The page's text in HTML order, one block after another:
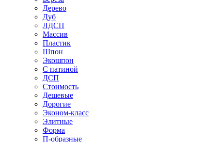
Дерево
Дуб
ЛДСП
Массив
Пластик
Шпон
Экошпон
С патиной
ДСП
Стоимость
Дешевые
Дорогие
Эконом-класс
Элитные
Форма
П-образные